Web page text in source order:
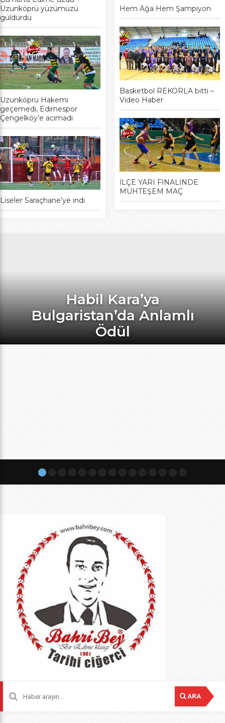
Uzunköprü yüzümüzü
güldürdü
Uzunköprü Hakemi
geçemedi, Edirnespor
Çengelköy’e acımadı
Liseler Saraçhane’ye indi
Hem Ağa Hem Şampiyon
Basketbol REKORLA bitti –
Video Haber
İLÇE YARI FİNALİNDE
MUHTEŞEM MAÇ
Habil Kara’ya
Bulgaristan’da Anlamlı
Ödül
ARA